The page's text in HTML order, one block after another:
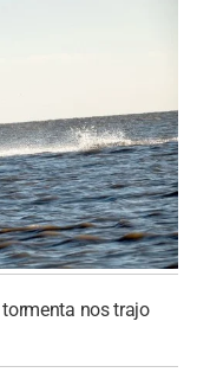
nos trajo